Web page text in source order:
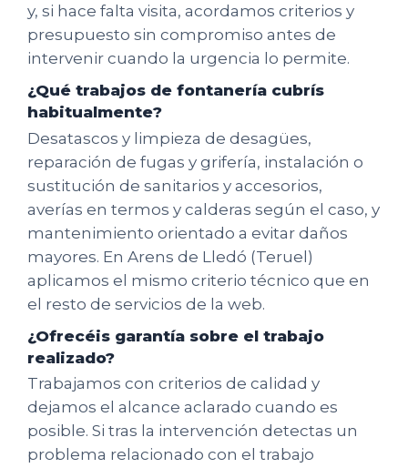
y, si hace falta visita, acordamos criterios y
presupuesto sin compromiso antes de
intervenir cuando la urgencia lo permite.
¿Qué trabajos de fontanería cubrís
habitualmente?
Desatascos y limpieza de desagües,
reparación de fugas y grifería, instalación o
sustitución de sanitarios y accesorios,
averías en termos y calderas según el caso, y
mantenimiento orientado a evitar daños
mayores. En Arens de Lledó (Teruel)
aplicamos el mismo criterio técnico que en
el resto de servicios de la web.
¿Ofrecéis garantía sobre el trabajo
realizado?
Trabajamos con criterios de calidad y
dejamos el alcance aclarado cuando es
posible. Si tras la intervención detectas un
problema relacionado con el trabajo